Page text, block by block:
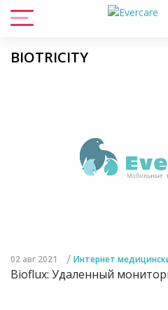
BIOTRICITY
02 авг 2021 / Интернет
Bioflux: Удаленный